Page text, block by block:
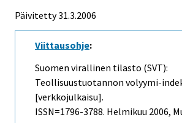
Päivitetty31.3.2006
Viittausohje:
Suomen virallinen tilasto (SVT):
Teollisuustuotannon volyymi-
[verkkojulkaisu].
ISSN=1796-3788. Helmikuu 2006,